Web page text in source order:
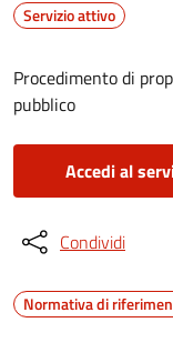
Servizio attivo
Procedimento di
pubblico
Accedi al
Condividi
Normativa di